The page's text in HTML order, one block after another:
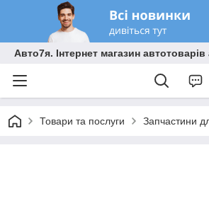
Авто7я. Інтернет магазин
Товари та послуги Запчастини